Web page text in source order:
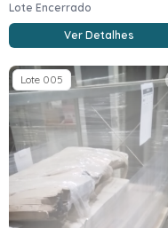
Lote Encerrado
Ver Detalhes
Lote 005